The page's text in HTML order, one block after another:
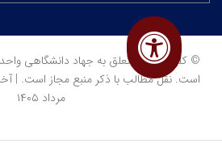
© کلیه حقوق متعلق به جهاد دانشگاهی
مرداد ۱۴۰۵